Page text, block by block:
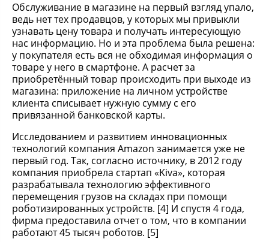
Обслуживание в магазине на первый взгляд упало,
ведь нет тех продавцов, у которых мы привыкли
узнавать цену товара и получать интересующую
нас информацию. Но и эта проблема была решена:
у покупателя есть вся не обходимая информация о
товаре у него в смартфоне. А расчет за
приобретённый товар происходить при выходе из
магазина: приложение на личном устройстве
клиента списывает нужную сумму с его
привязанной банковской карты.
Исследованием и развитием инновационных
технологий компания Amazon занимается уже не
первый год. Так, согласно источнику, в 2012 году
компания приобрела стартап «Kiva», которая
разрабатывала технологию эффективного
перемещения грузов на складах при помощи
роботизированных устройств. [4] И спустя 4 года,
фирма предоставила отчет о том, что в компании
работают 45 тысяч роботов. [5]